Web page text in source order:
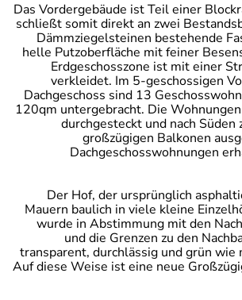
Das Vordergebäude ist Teil einer
schließt somit direkt an zwei
Dämmziegelsteinen bestehende
helle Putzoberfläche mit feiner
Erdgeschosszone ist mit einer
verkleidet. Im 5-geschossigen
Dachgeschoss sind 13
120qm untergebracht. Die
durchgesteckt und nach
großzügigen Balkonen
Dachgeschosswohnungen
Der Hof, der ursprünglich
Mauern baulich in viele kleine
wurde in Abstimmung mit den
und die Grenzen zu den
transparent, durchlässig und grün
Auf diese Weise ist eine neue